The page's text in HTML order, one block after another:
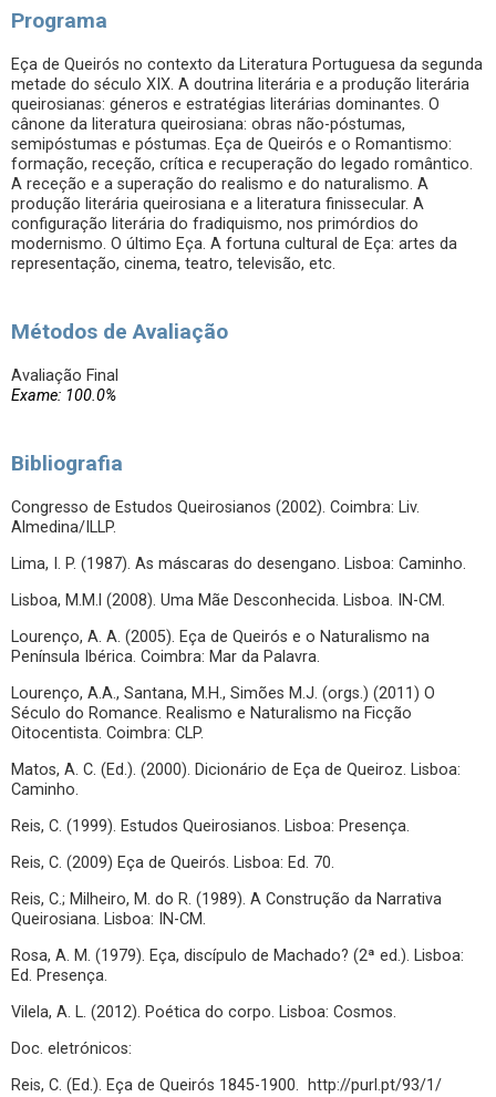
Programa
Eça de Queirós no contexto da Literatura Portuguesa da segunda
metade do século XIX. A doutrina literária e a produção literária
queirosianas: géneros e estratégias literárias dominantes. O
cânone da literatura queirosiana: obras não-póstumas,
semipóstumas e póstumas. Eça de Queirós e o Romantismo:
formação, receção, crítica e recuperação do legado romântico.
A receção e a superação do realismo e do naturalismo. A
produção literária queirosiana e a literatura finissecular. A
configuração literária do fradiquismo, nos primórdios do
modernismo. O último Eça. A fortuna cultural de Eça: artes da
representação, cinema, teatro, televisão, etc.
Métodos de Avaliação
Avaliação Final
Exame: 100.0%
Bibliografia
Congresso de Estudos Queirosianos (2002). Coimbra: Liv.
Almedina/ILLP.
Lima, I. P. (1987). As máscaras do desengano. Lisboa: Caminho.
Lisboa, M.M.l (2008). Uma Mãe Desconhecida. Lisboa. IN-CM.
Lourenço, A. A. (2005). Eça de Queirós e o Naturalismo na
Península Ibérica. Coimbra: Mar da Palavra.
Lourenço, A.A., Santana, M.H., Simões M.J. (orgs.) (2011) O
Século do Romance. Realismo e Naturalismo na Ficção
Oitocentista. Coimbra: CLP.
Matos, A. C. (Ed.). (2000). Dicionário de Eça de Queiroz. Lisboa:
Caminho.
Reis, C. (1999). Estudos Queirosianos. Lisboa: Presença.
Reis, C. (2009) Eça de Queirós. Lisboa: Ed. 70.
Reis, C.; Milheiro, M. do R. (1989). A Construção da Narrativa
Queirosiana. Lisboa: IN-CM.
Rosa, A. M. (1979). Eça, discípulo de Machado? (2ª ed.). Lisboa:
Ed. Presença.
Vilela, A. L. (2012). Poética do corpo. Lisboa: Cosmos.
Doc. eletrónicos:
Reis, C. (Ed.). Eça de Queirós 1845-1900. http://purl.pt/93/1/